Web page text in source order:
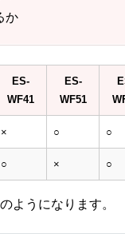
か
ES-
WF41
ES-
WF51
× ○ ○
○ × ○
ようになります。